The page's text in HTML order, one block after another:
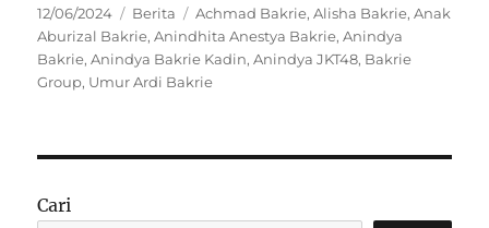
Posted
on
12/06/2024 Categories
Berita Tags
Achmad Bakrie,Alisha Bakrie,Anak
Aburizal Bakrie,Anindhita Anestya Bakrie,Anindya
Bakrie,Anindya Bakrie Kadin,Anindya JKT48, Bakrie
Group, Umur Ardi Bakrie
Cari